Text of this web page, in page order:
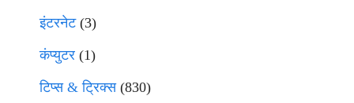
इंटरनेट(3)
कंप्युटर (1)
टिप्स & ट्रिक्स(830)